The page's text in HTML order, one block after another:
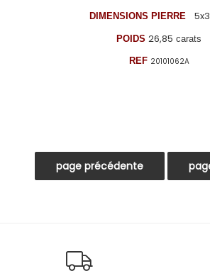
DIMENSIONS PIERRE 5x3
POIDS 26,85 carats
REF 20101062A